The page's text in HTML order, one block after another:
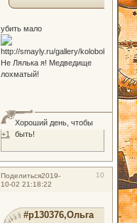
убить мало
Не Лялька я! Медведище
лохматый!
Хороший день, чтобы
быть!
+1
Поделиться 10
2019-
10-02 21:18:22
#p130376,Ольга